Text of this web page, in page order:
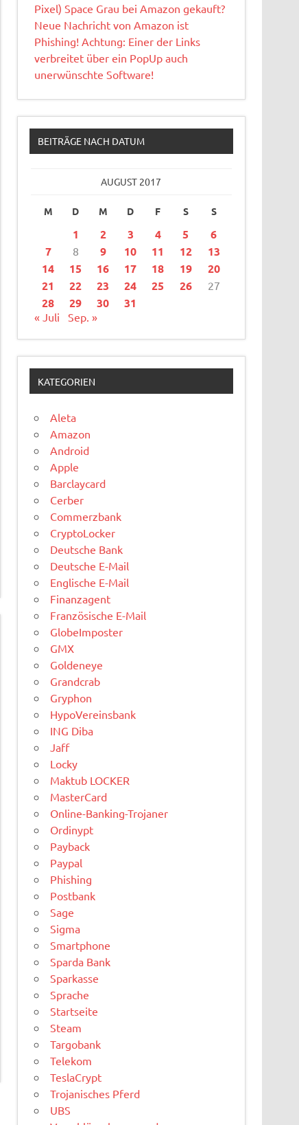
Pixel) Space Grau bei Amazon gekauft?
Neue Nachricht von Amazon ist
Phishing! Achtung: Einer der Links
verbreitet über ein PopUp auch
unerwünschte Software!
BEITRÄGE NACH DATUM
AUGUST 2017
M D M D F S S
1 2 3 4 5
6
7
8 9 10 11 12
13
14
15 16 17 18 19
20
21
22 23 24 25 26 27
28 29 30 31
« Juli Sep. »
KATEGORIEN
Aleta
Amazon
Android
Apple
Barclaycard
Cerber
Commerzbank
CryptoLocker
Deutsche Bank
Deutsche E-Mail
Englische E-Mail
Finanzagent
Französische E-Mail
GlobeImposter
GMX
Goldeneye
Grandcrab
Gryphon
HypoVereinsbank
ING Diba
Jaff
Locky
Maktub LOCKER
MasterCard
Online-Banking-Trojaner
Ordinypt
Payback
Paypal
Phishing
Postbank
Sage
Sigma
Smartphone
Sparda Bank
Sparkasse
Sprache
Startseite
Steam
Targobank
Telekom
TeslaCrypt
Trojanisches Pferd
UBS